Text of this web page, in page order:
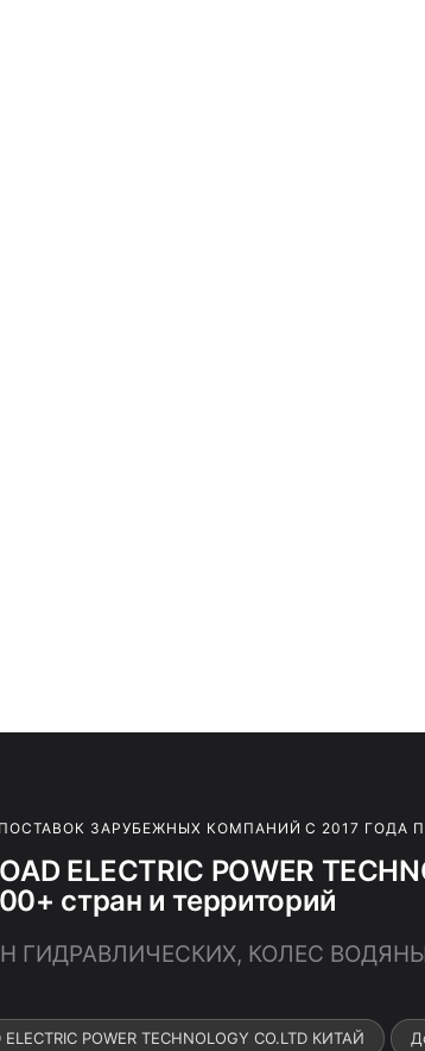
ЗАРУБЕЖНЫХ КОМПАНИЙ С 2017 ГОДА
ELECTRIC POWER
стран и территорий
ГИДРАВЛИЧЕСКИХ, КОЛЕС
POWER TECHNOLOGY CO.LTD КИТАЙ